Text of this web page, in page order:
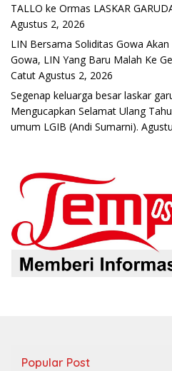
TALLO ke Ormas LASKAR
Agustus 2, 2026
LIN Bersama Soliditas Gowa
Gowa, LIN Yang Baru Malah Ke
Catut Agustus 2, 2026
Segenap keluarga besar laskar
Mengucapkan Selamat Ulang
umum LGIB (Andi Sumarni).
Popular Post